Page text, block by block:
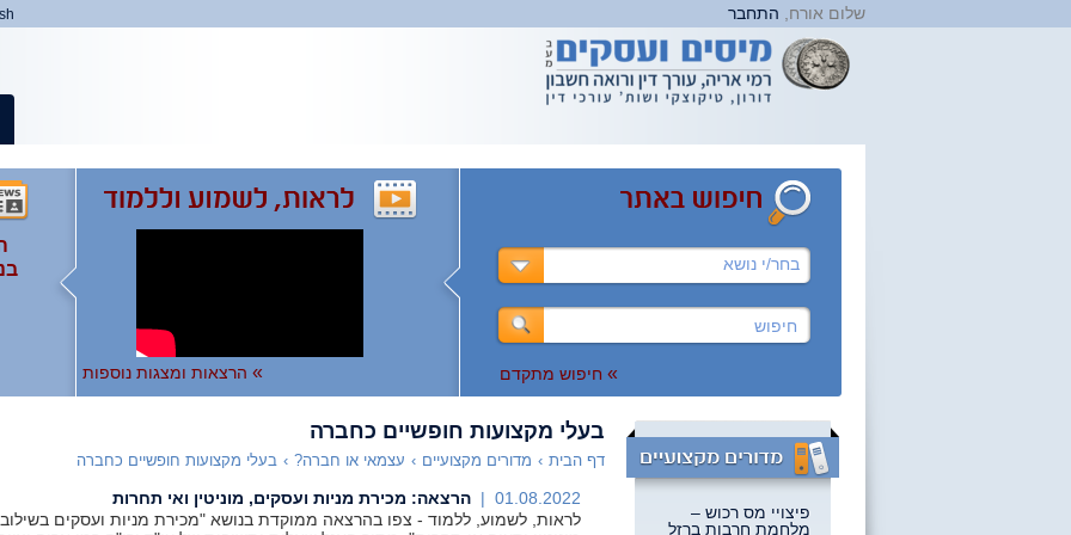
שלום אורח, התחבר
בחר/י נושא
» חיפוש מתקדם » הרצאות ומצגות נוספות
פיצויי מס רכוש –
מלחמת חרבות ברזל
בעלי מקצועות חופשיים כחברה
דף הבית › מדורים מקצועיים › עצמאי או חברה? › בעלי מקצועות חופשיים כחברה
01.08.2022 |
הרצאה: מכירת מניות ועסקים, מוניטין ואי תחרות
לראות, לשמוע, ללמוד - צפו בהרצאה ממוקדת בנושא "מכירת מניות ועסקים בשילוב